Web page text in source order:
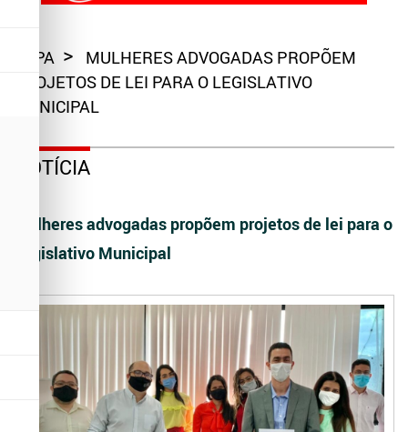
CAPA
MULHERES ADVOGADAS PROPÕEM
PROJETOS DE LEI PARA O LEGISLATIVO
MUNICIPAL
NOTÍCIA
Mulheres advogadas propõem projetos de lei para o
Legislativo Municipal